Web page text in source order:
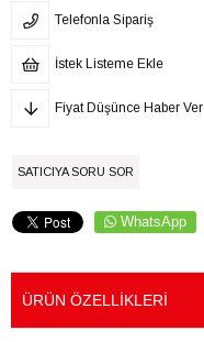
Telefonla Sipariş
İstek Listeme Ekle
Fiyat Düşünce Haber Ver
SATICIYA SORU SOR
WhatsApp
ÜRÜN ÖZELLIKLERI